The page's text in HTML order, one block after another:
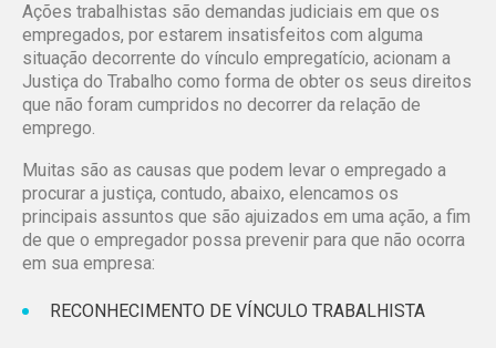
Ações trabalhistas são demandas judiciais em que os
empregados, por estarem insatisfeitos com alguma
situação decorrente do vínculo empregatício, acionam a
Justiça do Trabalho como forma de obter os seus direitos
que não foram cumpridos no decorrer da relação de
emprego.
Muitas são as causas que podem levar o empregado a
procurar a justiça, contudo, abaixo, elencamos os
principais assuntos que são ajuizados em uma ação, a fim
de que o empregador possa prevenir para que não ocorra
em sua empresa:
RECONHECIMENTO DE VÍNCULO TRABALHISTA